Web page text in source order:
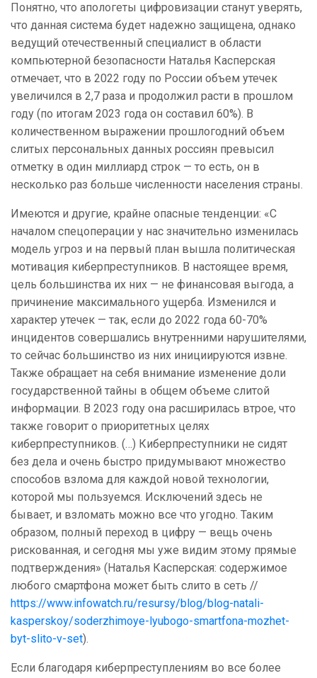
Понятно, что апологеты цифровизации станут уверять,
что данная система будет надежно защищена, однако
ведущий отечественный специалист в области
компьютерной безопасности Наталья Касперская
отмечает, что в 2022 году по России объем утечек
увеличился в 2,7 раза и продолжил расти в прошлом
году (по итогам 2023 года он составил 60%). В
количественном выражении прошлогодний объем
слитых персональных данных россиян превысил
отметку в один миллиард строк — то есть, он в
несколько раз больше численности населения страны.
Имеются и другие, крайне опасные тенденции: «С
началом спецоперации у нас значительно изменилась
модель угроз и на первый план вышла политическая
мотивация киберпреступников. В настоящее время,
цель большинства их них — не финансовая выгода, а
причинение максимального ущерба. Изменился и
характер утечек — так, если до 2022 года 60-70%
инцидентов совершались внутренними нарушителями,
то сейчас большинство из них инициируются извне.
Также обращает на себя внимание изменение доли
государственной тайны в общем объеме слитой
информации. В 2023 году она расширилась втрое, что
также говорит о приоритетных целях
киберпреступников. (…) Киберпреступники не сидят
без дела и очень быстро придумывают множество
способов взлома для каждой новой технологии,
которой мы пользуемся. Исключений здесь не
бывает, и взломать можно все что угодно. Таким
образом, полный переход в цифру — вещь очень
рискованная, и сегодня мы уже видим этому прямые
подтверждения» (Наталья Касперская: содержимое
любого смартфона может быть слито в сеть //
https://www.infowatch.ru/resursy/blog/blog-natali-
kasperskoy/soderzhimoye-lyubogo-smartfona-mozhet-
byt-slito-v-set).
Если благодаря киберпреступлениям во все более